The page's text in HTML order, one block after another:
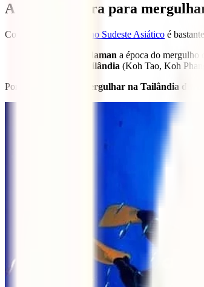
A melhor altura para
Como sabes, o tempo no Sudeste Asiático é
Mar de Andaman a época do mergulho
Golfo da Tailândia (Koh Tao, Koh
Portanto, é possível
mergulhar na Tailândia